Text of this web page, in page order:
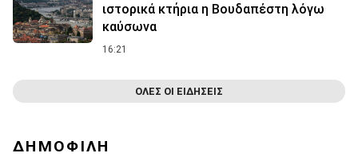
ιστορικά κτήρια η Βουδαπέστη λόγω
καύσωνα
16:21
ΟΛΕΣ ΟΙ ΕΙΔΗΣΕΙΣ
ΔΗΜΟΦΙΛΗ